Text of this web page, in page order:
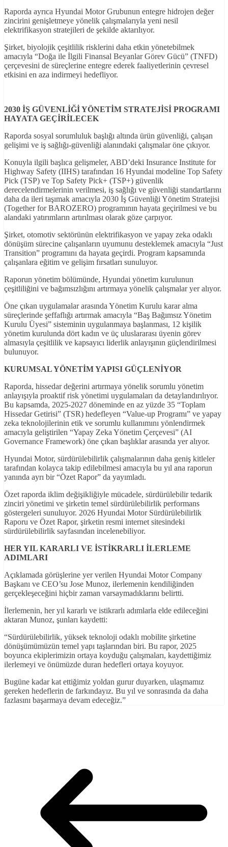
Raporda ayrıca Hyundai Motor Grubunun entegre hidrojen değer
zincirini genişletmeye yönelik çalışmalarıyla yeni nesil
elektrifikasyon stratejileri de şekilde aktarılıyor.
Şirket, biyolojik çeşitlilik risklerini daha etkin yönetebilmek
amacıyla “Doğa ile İlgili Finansal Beyanlar Görev Gücü” (TNFD)
çerçevesini de süreçlerine entegre ederek faaliyetlerinin çevresel
etkisini en aza indirmeyi hedefliyor.
2030 İŞ GÜVENLİĞİ YÖNETİM STRATEJİSİ PROGRAMI
HAYATA GEÇİRİLECEK
Raporda sosyal sorumluluk başlığı altında ürün güvenliği, çalışan
gelişimi ve iş sağlığı-güvenliği alanındaki çalışmalar öne çıkıyor.
Konuyla ilgili başlıca gelişmeler, ABD’deki Insurance Institute for
Highway Safety (IIHS) tarafından 16 Hyundai modeline Top Safety
Pick (TSP) ve Top Safety Pick+ (TSP+) güvenlik
derecelendirmelerinin verilmesi, iş sağlığı ve güvenliği standartlarını
daha da ileri taşımak amacıyla 2030 İş Güvenliği Yönetim Stratejisi
(Together for BAROZERO) programının hayata geçirilmesi ve bu
alandaki yatırımların artırılması olarak göze çarpıyor.
Şirket, otomotiv sektörünün elektrifikasyon ve yapay zeka odaklı
dönüşüm sürecine çalışanların uyumunu desteklemek amacıyla “Just
Transition” programını da hayata geçirdi. Program kapsamında
çalışanlara eğitim ve gelişim fırsatları sunuluyor.
Raporun yönetim bölümünde, Hyundai yönetim kurulunun
çeşitliliğini ve bağımsızlığını artırmaya yönelik çalışmalar yer alıyor.
Öne çıkan uygulamalar arasında Yönetim Kurulu karar alma
süreçlerinde şeffaflığı artırmak amacıyla “Baş Bağımsız Yönetim
Kurulu Üyesi” sisteminin uygulanmaya başlanması, 12 kişilik
yönetim kurulunda dört kadın ve üç uluslararası üyenin görev
almasıyla çeşitlilik ve kapsayıcı liderlik anlayışının güçlendirilmesi
bulunuyor.
KURUMSAL YÖNETİM YAPISI GÜÇLENİYOR
Raporda, hissedar değerini artırmaya yönelik sorumlu yönetim
anlayışıyla proaktif risk yönetimi uygulamaları da detaylandırılıyor.
Bu kapsamda, 2025-2027 döneminde en az yüzde 35 “Toplam
Hissedar Getirisi” (TSR) hedefleyen “Value-up Programı” ve yapay
zeka teknolojilerinin etik ve sorumlu kullanımını yönlendirmek
amacıyla geliştirilen “Yapay Zeka Yönetim Çerçevesi” (AI
Governance Framework) öne çıkan başlıklar arasında yer alıyor.
Hyundai Motor, sürdürülebilirlik çalışmalarının daha geniş kitleler
tarafından kolayca takip edilebilmesi amacıyla bu yıl ana raporun
yanında ayrı bir “Özet Rapor” da yayımladı.
Özet raporda iklim değişikliğiyle mücadele, sürdürülebilir tedarik
zinciri yönetimi ve şirketin temel sürdürülebilirlik performans
göstergeleri sunuluyor. 2026 Hyundai Motor Sürdürülebilirlik
Raporu ve Özet Rapor, şirketin resmi internet sitesindeki
sürdürülebilirlik sayfasından incelenebiliyor.
HER YIL KARARLI VE İSTİKRARLI İLERLEME
ADIMLARI
Açıklamada görüşlerine yer verilen Hyundai Motor Company
Başkanı ve CEO’su Jose Munoz, ilerlemenin kendiliğinden
gerçekleşeceğini hiçbir zaman varsaymadıklarını belirtti.
İlerlemenin, her yıl kararlı ve istikrarlı adımlarla elde edileceğini
aktaran Munoz, şunları kaydetti:
“Sürdürülebilirlik, yüksek teknoloji odaklı mobilite şirketine
dönüşümümüzün temel yapı taşlarından biri. Bu rapor, 2025
boyunca ekiplerimizin ortaya koyduğu çalışmaları, kaydettiğimiz
ilerlemeyi ve önümüzde duran hedefleri ortaya koyuyor.
Bugüne kadar kat ettiğimiz yoldan gurur duyarken, ulaşmamız
gereken hedeflerin de farkındayız. Bu yıl ve sonrasında da daha
fazlasını başarmaya devam edeceğiz.”